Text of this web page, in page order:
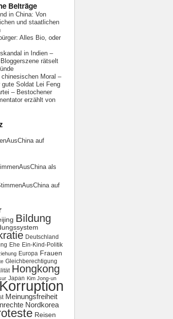
Beiträge
in China: Von
und staatlichen
Alles Bio, oder
in Indien –
rätselt
Moral –
gute Soldat Lei Feng
– Bestochener
erzählt von
Bildung
Deutschland
Ehe Ein-Kind-Politik
Europa Frauen
Gleichberechtigung
Hongkong
Japan Kim Jong-un
Meinungsfreiheit
Nordkorea
Reisen